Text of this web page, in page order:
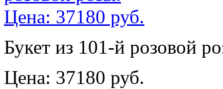
Букет из 101-й розовой
Цена: 37180 руб.